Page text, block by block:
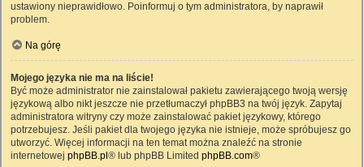
ustawiony nieprawidłowo. Poinformuj o tym administratora, by naprawił
problem.
Na górę
Mojego języka nie ma na liście!
Być może administrator nie zainstalował pakietu zawierającego twoją wersję
językową albo nikt jeszcze nie przetłumaczył phpBB3 na twój język. Zapytaj
administratora witryny czy może zainstalować pakiet językowy, którego
potrzebujesz. Jeśli pakiet dla twojego języka nie istnieje, może spróbujesz go
utworzyć. Więcej informacji na ten temat można znaleźć na stronie
internetowej phpBB.pl ® lub phpBB Limited phpBB.com®